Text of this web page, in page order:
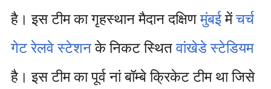
है। इस टीम का गृहस्थान मैदान दक्षिणमुंबईमेंचर्च
गेट रेलवे स्टेशनके निकट स्थितवांखेडे स्टेडियम
है। इस टीम का पूर्व नां बॉम्बे क्रिकेट टीम था जिसे